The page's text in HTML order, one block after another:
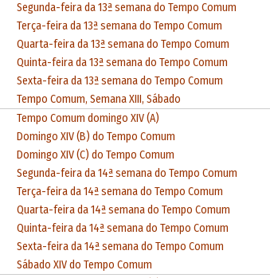
Segunda-feira da 13ª semana do Tempo Comum
Terça-feira da 13ª semana do Tempo Comum
Quarta-feira da 13ª semana do Tempo Comum
Quinta-feira da 13ª semana do Tempo Comum
Sexta-feira da 13ª semana do Tempo Comum
Tempo Comum, Semana XIII, Sábado
Tempo Comum domingo XIV (A)
Domingo XIV (B) do Tempo Comum
Domingo XIV (C) do Tempo Comum
Segunda-feira da 14ª semana do Tempo Comum
Terça-feira da 14ª semana do Tempo Comum
Quarta-feira da 14ª semana do Tempo Comum
Quinta-feira da 14ª semana do Tempo Comum
Sexta-feira da 14ª semana do Tempo Comum
Sábado XIV do Tempo Comum